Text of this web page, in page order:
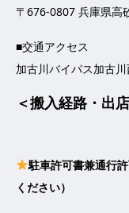
〒676-0807 兵庫県高
■交通アクセス
加古川バイパス加古
＜搬入経路・出
駐車許可書兼通行
ください）